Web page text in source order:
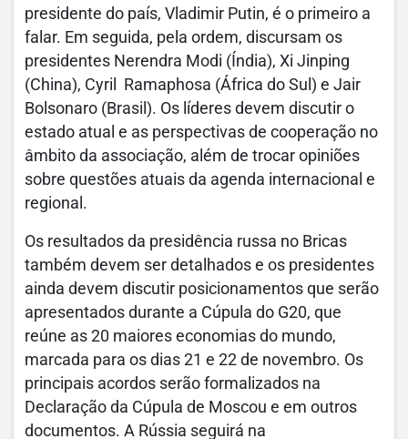
presidente do país, Vladimir Putin, é o primeiro a
falar. Em seguida, pela ordem, discursam os
presidentes Nerendra Modi (Índia), Xi Jinping
(China), Cyril Ramaphosa (África do Sul) e Jair
Bolsonaro (Brasil). Os líderes devem discutir o
estado atual e as perspectivas de cooperação no
âmbito da associação, além de trocar opiniões
sobre questões atuais da agenda internacional e
regional.
Os resultados da presidência russa no Bricas
também devem ser detalhados e os presidentes
ainda devem discutir posicionamentos que serão
apresentados durante a Cúpula do G20, que
reúne as 20 maiores economias do mundo,
marcada para os dias 21 e 22 de novembro. Os
principais acordos serão formalizados na
Declaração da Cúpula de Moscou e em outros
documentos. A Rússia seguirá na